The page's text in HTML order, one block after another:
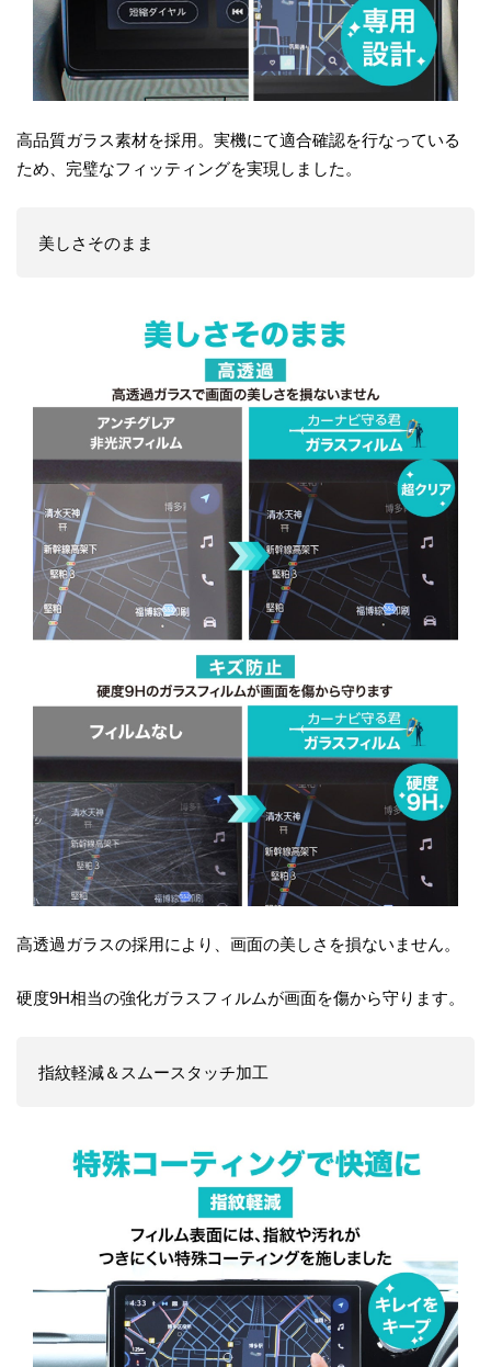
高品質ガラス素材を採用。実機にて適合確認を行なっている
ため、完璧なフィッティングを実現しました。
美しさそのまま
高透過ガラスの採用により、画面の美しさを損ないません。
硬度9H相当の強化ガラスフィルムが画面を傷から守ります。
指紋軽減＆スムースタッチ加工